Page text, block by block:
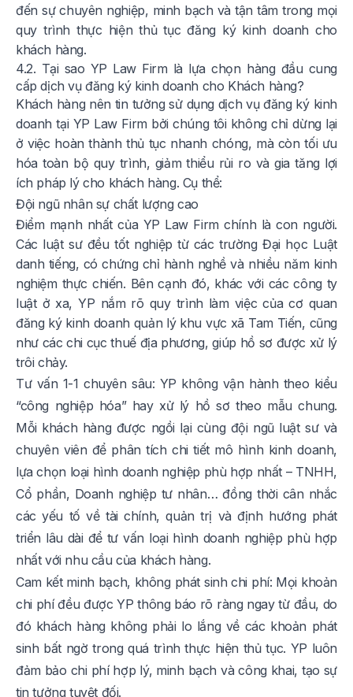
đến sự chuyên nghiệp, minh bạch và tận tâm trong mọi
quy trình thực hiện thủ tục đăng ký kinh doanh cho
khách hàng.
4.2. Tại sao YP Law Firm là lựa chọn hàng đầu cung
cấp dịch vụ đăng ký kinh doanh cho Khách hàng?
Khách hàng nên tin tưởng sử dụng dịch vụ đăng ký kinh
doanh tại YP Law Firm bởi chúng tôi không chỉ dừng lại
ở việc hoàn thành thủ tục nhanh chóng, mà còn tối ưu
hóa toàn bộ quy trình, giảm thiểu rủi ro và gia tăng lợi
ích pháp lý cho khách hàng. Cụ thể:
Đội ngũ nhân sự chất lượng cao
Điểm mạnh nhất của YP Law Firm chính là con người.
Các luật sư đều tốt nghiệp từ các trường Đại học Luật
danh tiếng, có chứng chỉ hành nghề và nhiều năm kinh
nghiệm thực chiến. Bên cạnh đó, khác với các công ty
luật ở xa, YP nắm rõ quy trình làm việc của cơ quan
đăng ký kinh doanh quản lý khu vực xã Tam Tiến, cũng
như các chi cục thuế địa phương, giúp hồ sơ được xử lý
trôi chảy.
Tư vấn 1-1 chuyên sâu: YP không vận hành theo kiểu
“công nghiệp hóa” hay xử lý hồ sơ theo mẫu chung.
Mỗi khách hàng được ngồi lại cùng đội ngũ luật sư và
chuyên viên để phân tích chi tiết mô hình kinh doanh,
lựa chọn loại hình doanh nghiệp phù hợp nhất – TNHH,
Cổ phần, Doanh nghiệp tư nhân… đồng thời cân nhắc
các yếu tố về tài chính, quản trị và định hướng phát
triển lâu dài để tư vấn loại hình doanh nghiệp phù hợp
nhất với nhu cầu của khách hàng.
Cam kết minh bạch, không phát sinh chi phí: Mọi khoản
chi phí đều được YP thông báo rõ ràng ngay từ đầu, do
đó khách hàng không phải lo lắng về các khoản phát
sinh bất ngờ trong quá trình thực hiện thủ tục. YP luôn
đảm bảo chi phí hợp lý, minh bạch và công khai, tạo sự
tin tưởng tuyệt đối.